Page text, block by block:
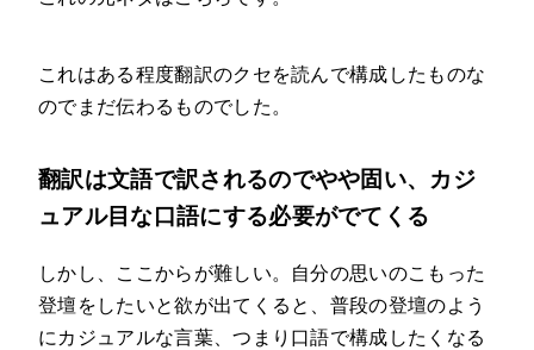
これはある程度翻訳のクセを読んで構成したものな
のでまだ伝わるものでした。
翻訳は文語で訳されるのでやや固い、カジ
ュアル目な口語にする必要がでてくる
しかし、ここからが難しい。自分の思いのこもった
登壇をしたいと欲が出てくると、普段の登壇のよう
にカジュアルな言葉、つまり口語で構成したくなる